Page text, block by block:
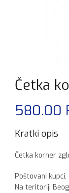
Četka
580.00
Kratki opis
Četka korner
Poštovani kupci,
Na teritoriji